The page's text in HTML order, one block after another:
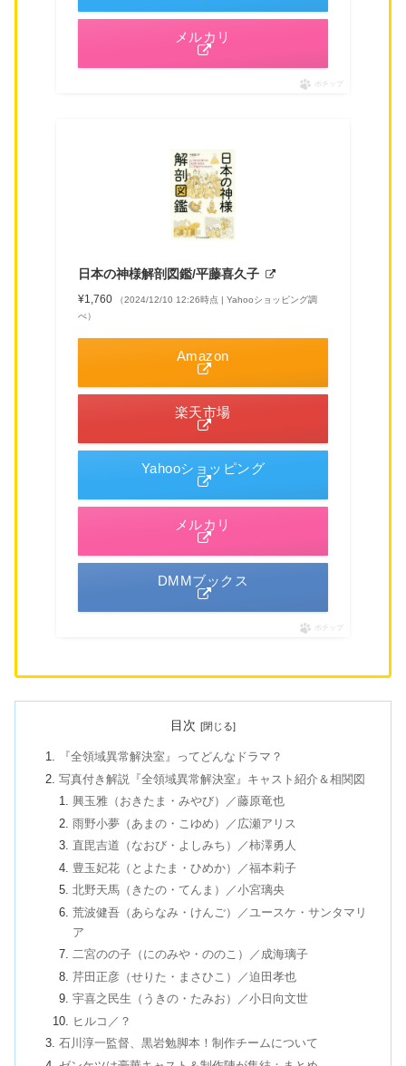
メルカリ
ポチップ
日本の神様解剖図鑑/平藤喜久子
¥1,760
（2024/12/10 12:26時点 | Yahooショッピング調
べ）
Amazon
楽天市場
Yahooショッピング
メルカリ
DMMブックス
ポチップ
目次
『全領域異常解決室』ってどんなドラマ？
写真付き解説『全領域異常解決室』キャスト紹介＆相関図
興玉雅（おきたま・みやび）／藤原竜也
雨野小夢（あまの・こゆめ）／広瀬アリス
直毘吉道（なおび・よしみち）／柿澤勇人
豊玉妃花（とよたま・ひめか）／福本莉子
北野天馬（きたの・てんま）／小宮璃央
荒波健吾（あらなみ・けんご）／ユースケ・サンタマリ
ア
二宮のの子（にのみや・ののこ）／成海璃子
芹田正彦（せりた・まさひこ）／迫田孝也
宇喜之民生（うきの・たみお）／小日向文世
ヒルコ／？
石川淳一監督、黒岩勉脚本！制作チームについて